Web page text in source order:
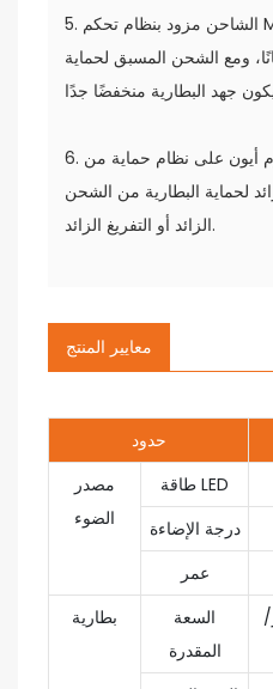
5. الشاحن مزود بنظام تحكم MCU لشحن البطارية
ومع الشحن المسبق لحماية
6. تحتوي بطارية الليثيوم أيون على نظام حماية من
لحماية البطارية من الشحن
الزائد أو التفريغ الزائد.
معايير المنتج
حدود
مصدر
الضوء
طاقة LED
درجة الإضاءة
عمر
بطارية
السعة
المقدرة